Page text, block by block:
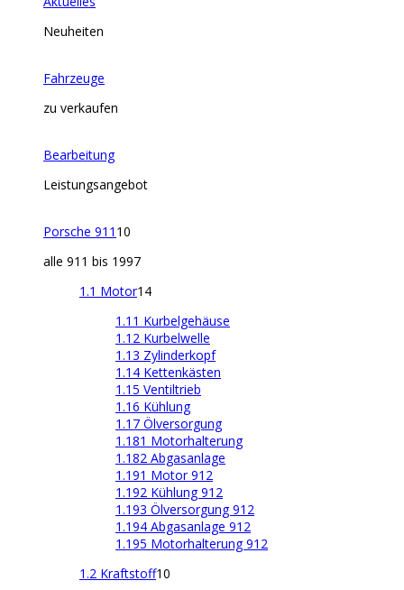
Neuheiten
Fahrzeuge
zu verkaufen
Bearbeitung
Leistungsangebot
Porsche 911 10
alle 911 bis 1997
1.1 Motor14
1.11 Kurbelgehäuse
1.12 Kurbelwelle
1.13 Zylinderkopf
1.14 Kettenkästen
1.15 Ventiltrieb
1.16 Kühlung
1.17 Ölversorgung
1.181 Motorhalterung
1.182 Abgasanlage
1.191 Motor 912
1.192 Kühlung 912
1.193 Ölversorgung 912
1.194 Abgasanlage 912
1.195 Motorhalterung 912
1.2 Kraftstoff10